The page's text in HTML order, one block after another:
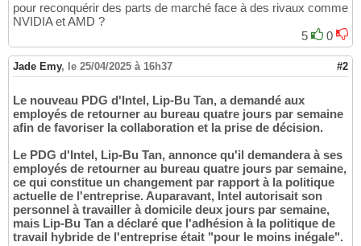
pour reconquérir des parts de marché face à des rivaux comme
NVIDIA et AMD ?
5
0
Jade Emy, le 25/04/2025 à 16h37 #2
Le nouveau PDG d'Intel, Lip-Bu Tan, a demandé aux
employés de retourner au bureau quatre jours par semaine
afin de favoriser la collaboration et la prise de décision.
Le PDG d'Intel, Lip-Bu Tan, annonce qu'il demandera à ses
employés de retourner au bureau quatre jours par semaine,
ce qui constitue un changement par rapport à la politique
actuelle de l'entreprise. Auparavant, Intel autorisait son
personnel à travailler à domicile deux jours par semaine,
mais Lip-Bu Tan a déclaré que l'adhésion à la politique de
travail hybride de l'entreprise était "pour le moins inégale".